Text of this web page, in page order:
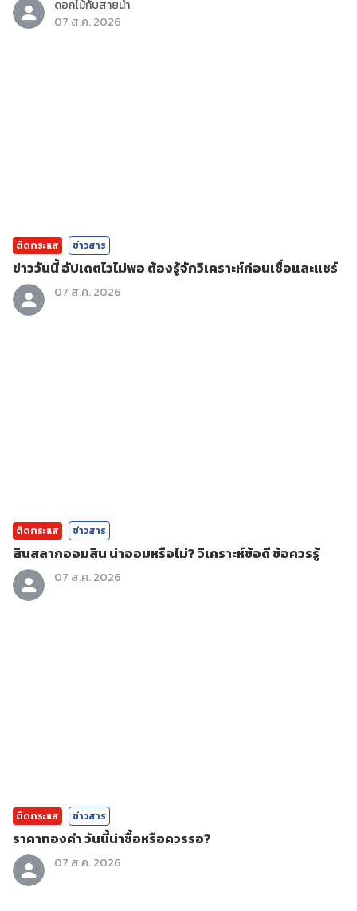
ดอกไม้กับสายน้ำ
07 ส.ค. 2026
ติดกระแส ข่าวสาร
ข่าววันนี้ อัปเดตไวไม่พอ ต้องรู้จักวิเคราะห์ก่อนเชื่อและแชร์
07 ส.ค. 2026
ติดกระแส ข่าวสาร
สินสลากออมสิน น่าออมหรือไม่? วิเคราะห์ข้อดี ข้อควรรู้
07 ส.ค. 2026
ติดกระแส ข่าวสาร
ราคาทองคํา วันนี้น่าซื้อหรือควรรอ?
07 ส.ค. 2026